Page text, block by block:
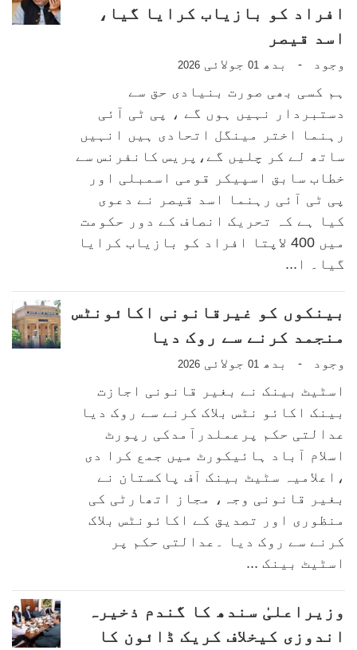
افراد کو بازیاب کرایا گیا،
اسد قیصر
وجود - بدھ 01 جولائی 2026
ہم کسی بھی صورت بنیادی حق سے
دستبردار نہیں ہوں گے ، پی ٹی آئی
رہنما اختر مینگل اتحادی ہیں انہیں
ساتھ لے کر چلیں گے،پریس کانفرنس سے
خطاب سابق اسپیکر قومی اسمبلی اور
پی ٹی آئی رہنما اسد قیصر نے دعوی
کیا ہے کہ تحریک انصاف کے دور حکومت
میں 400 لاپتا افراد کو بازیاب کرایا
گیا۔ ا...
بینکوں کو غیرقانونی اکائونٹس
منجمد کرنے سے روک دیا
وجود - بدھ 01 جولائی 2026
اسٹیٹ بینک نے بغیر قانونی اجازت
بینک اکائو نٹس بلاک کرنے سے روک دیا
عدالتی حکم پرعملدرآمدکی رپورٹ
اسلام آباد ہائیکورٹ میں جمع کرا دی
،اعلامیہ سٹیٹ بینک آف پاکستان نے
بغیر قانونی وجہ، مجاز اتھارٹی کی
منظوری اور تصدیق کے اکائونٹس بلاک
کرنے سے روک دیا ۔عدالتی حکم پر
اسٹیٹ بینک ...
وزیراعلیٰ سندھ کا گندم ذخیرہ
اندوزی کیخلاف کریک ڈائون کا